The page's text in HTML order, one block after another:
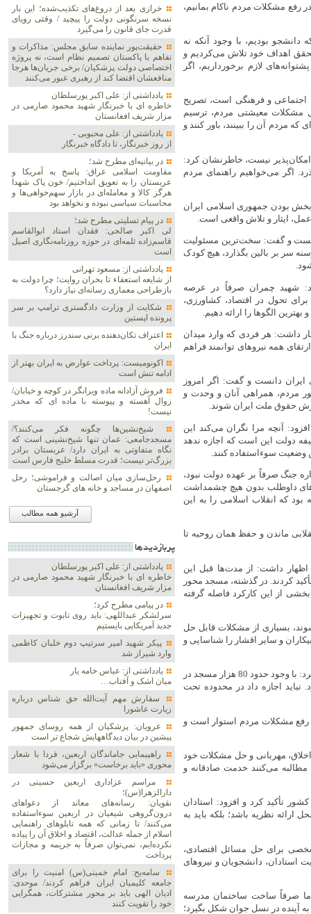
مشکلات مردم ناکام بمانیم،
بودیم، با وجود آنکه نه
تحقق اهداف خود تلاش می‌کردیم و
لازم برخورداریم، اگر
اجتماعی و فرهنگی است، تصریح
مشکلات معیشتی مردم، ترسیم
مردم آن را ببینند، باور کنند و
امکان‌پذیر نیست، خاطرنشان کرد:
اگر می‌خواهیم راهنمای مردم
بودن جمهوری اسلامی ایران
ایثار و تلاش واقعی است.
و گفت: سخت‌ترین مسئولیت
سر بر بالین بگذارد، هیچ کودک
شهید چمران صرفاً در عرصه
تحول در اقتصاد، کشاورزی،
الگوها را ارائه دهیم.
داشت: هر فردی که وارد میدان
همه نیروهای توانمند فراهم
دانست و گفت: اگر امروز
مردم، همراهی آنان و وحدت و
حقوق ملت ایران شوند.
آنچه مرا نگران می‌کند این
دولت این است که اجازه ندهد
وضعیت سوءاستفاده کنند.
جنگ صرفاً بر عهده دولت نبود،
داوطلب بدون هیچ چشمداشت
که انقلاب اسلامی را به این
ماندن و حفظ همان روحیه تا
داشت: از مدت‌ها قبل این
کردند. در گذشته، مسجد محور
از این کارکرد فاصله گرفته
بسیاری از مشکلات قابل حل
و سایر اقشار را شناسایی و
دکتر پزشکیان با اشاره به ظرفیت گسترده مساجد در کشور خاطرنشان کرد: با وجود حدود 80 هزار مسجد در
یک مسجد وجود دارد. نباید اجازه داد در محدوده تحت
رفع مشکلات مردم استوار است و
مهربانی و حل مشکلات خود
مطالبه می‌کنند خدمت صادقانه و
تأکید کرد و افزود: استادان
ارائه نظریه باشد؛ بلکه باید به
برای حل مسائل اقتصادی،
استادان، دانشجویان و نیروهای
صرفاً ساخت ساختمان مدرسه
آینده در نسل جوان شکل بگیرد؛
خرازی بعد از دروغ‌های تکذیب‌شده؛ این بار
نسخه سرنگونی دولت را پیچید / وقتی رویای
قدرت جای قانون را می‌گیرد
حقیقت‌پور نماینده سابق مجلس: مذاکرات و
تفاهم با پاکستان تصمیم نظام است، نه پروژه
اختصاصی دولت پزشکیان/ برخی جریان‌ها هرجا
منافعشان اقتضا کند از رهبری عبور می‌کنند
یادداشتی از: علی اکبر پورسلطان
خاطره ای با خبرنگار شهید محمود صارمی در
مزار شریف افغانستان
یادداشتی از: علی محبوبی -
از روز خبرنگار، تا دادگاه خبرنگار
در بیانیه‌ای مطرح شد؛
مقاومت اسلامی عراق: پاسخ به آمریکا و
عربستان را به تعویق انداختیم/ خون پاک شهدا
هرگز کالا و معامله‌ای در بازار سهم‌خواهی‌ها و
محاسبات سیاسی نبوده و نخواهد بود
در پیام تسلیتی مطرح شد؛
لی اکبر صالحی: فقدان استاد ابوالقاسم
قاسم‌زاده ثلمه‌ای در حوزه روزنامه‌نگاری اصیل
است
یادداشتی از: مسعود تهرانی
از شایعه استعفاء تا بحران روایت؛ چرا دولت به
بازطراحی معماری رسانه‌ای نیاز دارد؟
شکایت از وزارت دادگستری ترامپ بر سر
پرونده اپستین
اعتراف تکان‌دهنده برنی سندرز درباره جنگ با
ایران
اکونومیست: پرداخت عوارض به ایران بهتر از
ادامه تنش است
فروش آزادانه ماده ویرانگر در کوچه و خیابان/
زوال آهسته و پیوسته با ماده ای که مخدر
نیست!
شیخ‌نشین‌ها چگونه فکر می‌کنند؟/
مسجدجامعی: عمان تنها شیخ‌نشینی است که
نگاه متفاوتی به ایران دارد/ عربستان برادر
بزرگ‌تر نیست؛ قدرت مسلط خلیج فارس است
رحل‌سازی میان اصالت و فراموشی؛ رحل
اصفهان در مساجد و خانه های گرجستان
آرشیو همه مطالب
پربازديدها
یادداشتی از: علی اکبر پورسلطان
خاطره ای با خبرنگار شهید محمود صارمی در
مزار شریف افغانستان
در پیامی مطرح کرد؛
سرلشکر عبداللهی: باید روی تابوت و تجهیزات
جدید آمریکایی بایستیم
پیکر شهید امیر سرتیپ دوم خلبان کاظمی
وارد شیراز شد
یادداشتی از: عباس خامه یار
میان اشک و آفتاب…
سفارش مهم آیت‌الله حق شناس درباره
زیارت عاشورا
غرویان: پزشکیان از همه روسای جمهور
پیشین در بیان دیدگاههایش شجاع تر است
راهپیمایی جاماندگان اربعین، فردا با شعار
محوری «باید برخاست» برگزار می‌شود
مراسم عزاداری اربعین حسینی در
دارالزهرا(س)؛
نقویان: رسانه‌های معاند از دعواهای
درون‌گروهی شیعیان در اربعین سوءاستفاده
می‌کنند/ تا زمانی که همه تابلوهای راهنمایی
اسلام از جمله عدالت، اقتصاد و اخلاق آن را پیاده
نکرده‌ایم، نمی‌توان صرفاً به جریمه و مجازات
پرداخت
سامه‌یح: امام خمینی(س) امنیت را برای
جامعه کلیمیان ایران فراهم کردند/ موحدی:
ادیان الهی باید بر محور مشترکات، همگرایی
خود را تقویت کنند